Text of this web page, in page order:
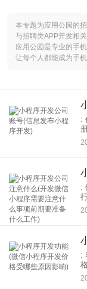
本专题为应用公园的
与招聘类APP开发相关
应用公园是专业的手
让每个人都能成为手
:
:
: